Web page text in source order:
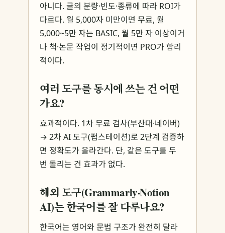
아니다. 글의 분량·빈도·종류에 따라 ROI가
다르다. 월 5,000자 미만이면 무료, 월
5,000~5만 자는 BASIC, 월 5만 자 이상이거
나 책·논문 작업이 정기적이면 PRO가 합리
적이다.
여러 도구를 동시에 쓰는 건 어떤
가요?
효과적이다. 1차 무료 검사(부산대·네이버)
→ 2차 AI 도구(펍스테이션)로 2단계 검증하
면 정확도가 올라간다. 단, 같은 도구를 두
번 돌리는 건 효과가 없다.
해외 도구(Grammarly·Notion
AI)는 한국어를 잘 다루나요?
한국어는 영어와 문법 구조가 완전히 달라